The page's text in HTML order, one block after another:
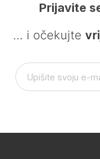
Prijavite
… i očekujte